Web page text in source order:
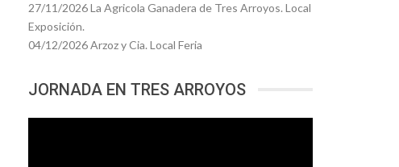
27/11/2026 La Agricola Ganadera de Tres Arroyos. Local
Exposición.
04/12/2026 Arzoz y Cia. Local Feria
JORNADA EN TRES ARROYOS